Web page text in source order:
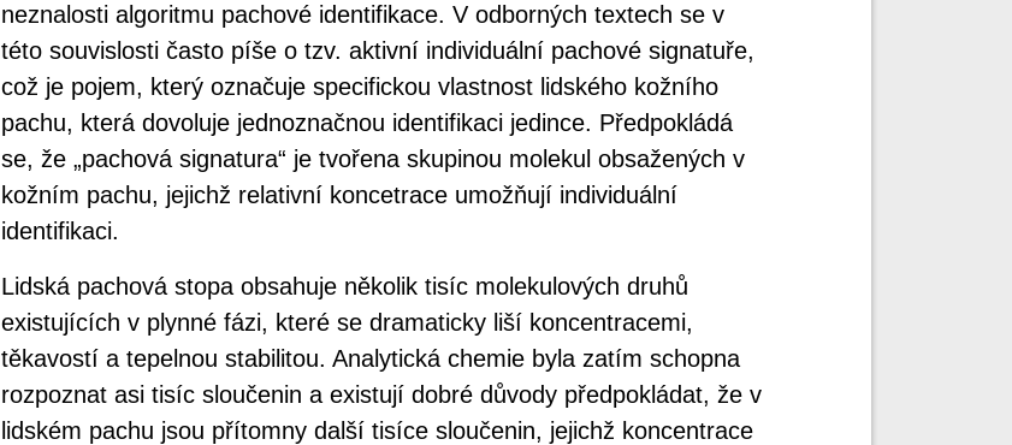
neznalosti algoritmu pachové identifikace. V odborných textech se v
této souvislosti často píše o tzv. aktivní individuální pachové signatuře,
což je pojem, který označuje specifickou vlastnost lidského kožního
pachu, která dovoluje jednoznačnou identifikaci jedince. Předpokládá
se, že „pachová signatura“ je tvořena skupinou molekul obsažených v
kožním pachu, jejichž relativní koncetrace umožňují individuální
identifikaci.
Lidská pachová stopa obsahuje několik tisíc molekulových druhů
existujících v plynné fázi, které se dramaticky liší koncentracemi,
těkavostí a tepelnou stabilitou. Analytická chemie byla zatím schopna
rozpoznat asi tisíc sloučenin a existují dobré důvody předpokládat, že v
lidském pachu jsou přítomny další tisíce sloučenin, jejichž koncentrace